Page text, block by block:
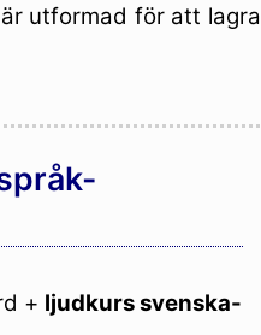
utformad för att lagra
+ ljudkurs svenska-